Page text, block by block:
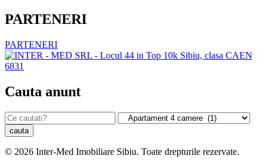
PARTENERI
PARTENERI
Cauta anunt
© 2026 Inter-Med Imobiliare Sibiu. Toate drepturile rezervate.